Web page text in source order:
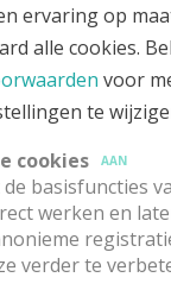
OF
Ten Hemel
voor de
adres van de kerk,
ALLE DETAILS
ervaring op
alle cookies.
voor
te
cookies
AAN
basisfuncties
werken en
verder te